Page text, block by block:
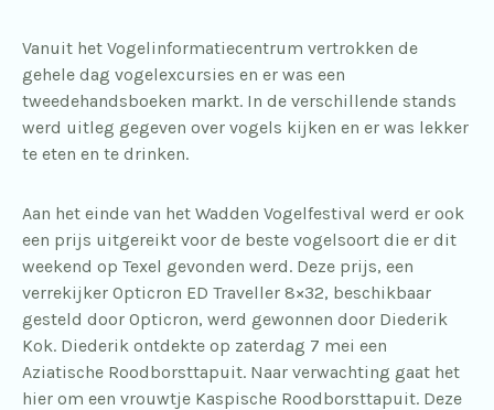
Vanuit het Vogelinformatiecentrum vertrokken de
gehele dag vogelexcursies en er was een
tweedehandsboeken markt. In de verschillende stands
werd uitleg gegeven over vogels kijken en er was lekker
te eten en te drinken.
Aan het einde van het Wadden Vogelfestival werd er ook
een prijs uitgereikt voor de beste vogelsoort die er dit
weekend op Texel gevonden werd. Deze prijs, een
verrekijker Opticron ED Traveller 8×32, beschikbaar
gesteld door Opticron, werd gewonnen door Diederik
Kok. Diederik ontdekte op zaterdag 7 mei een
Aziatische Roodborsttapuit. Naar verwachting gaat het
hier om een vrouwtje Kaspische Roodborsttapuit. Deze